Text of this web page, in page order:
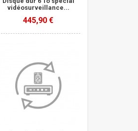
vidéosurveillance...
445,90 €